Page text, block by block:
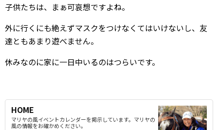
子供たちは、まぁ可哀想ですよね。
外に行くにも絶えずマスクをつけなくてはいけないし、友
達ともあまり遊べません。
休みなのに家に一日中いるのはつらいです。
HOME
マリヤの風イベントカレンダーを掲示しています。マリヤの
風の情報をお確かめください。